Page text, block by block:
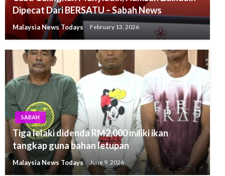
Dipecat Dari BERSATU – Sabah News
Malaysia News Todays February 13, 2026
SABAH
Tiga lelaki didenda RM2,000 miliki ikan
tangkap guna bahan letupan
Malaysia News Todays June 9, 2026